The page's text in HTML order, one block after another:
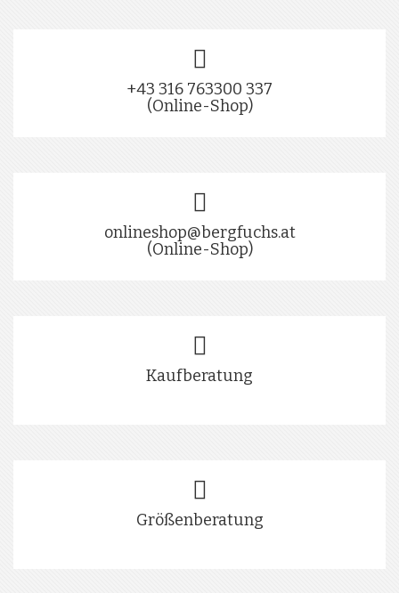
+43 316 763300 337
(Online-Shop)
onlineshop@bergfuchs.at
(Online-Shop)
Kaufberatung
Größenberatung